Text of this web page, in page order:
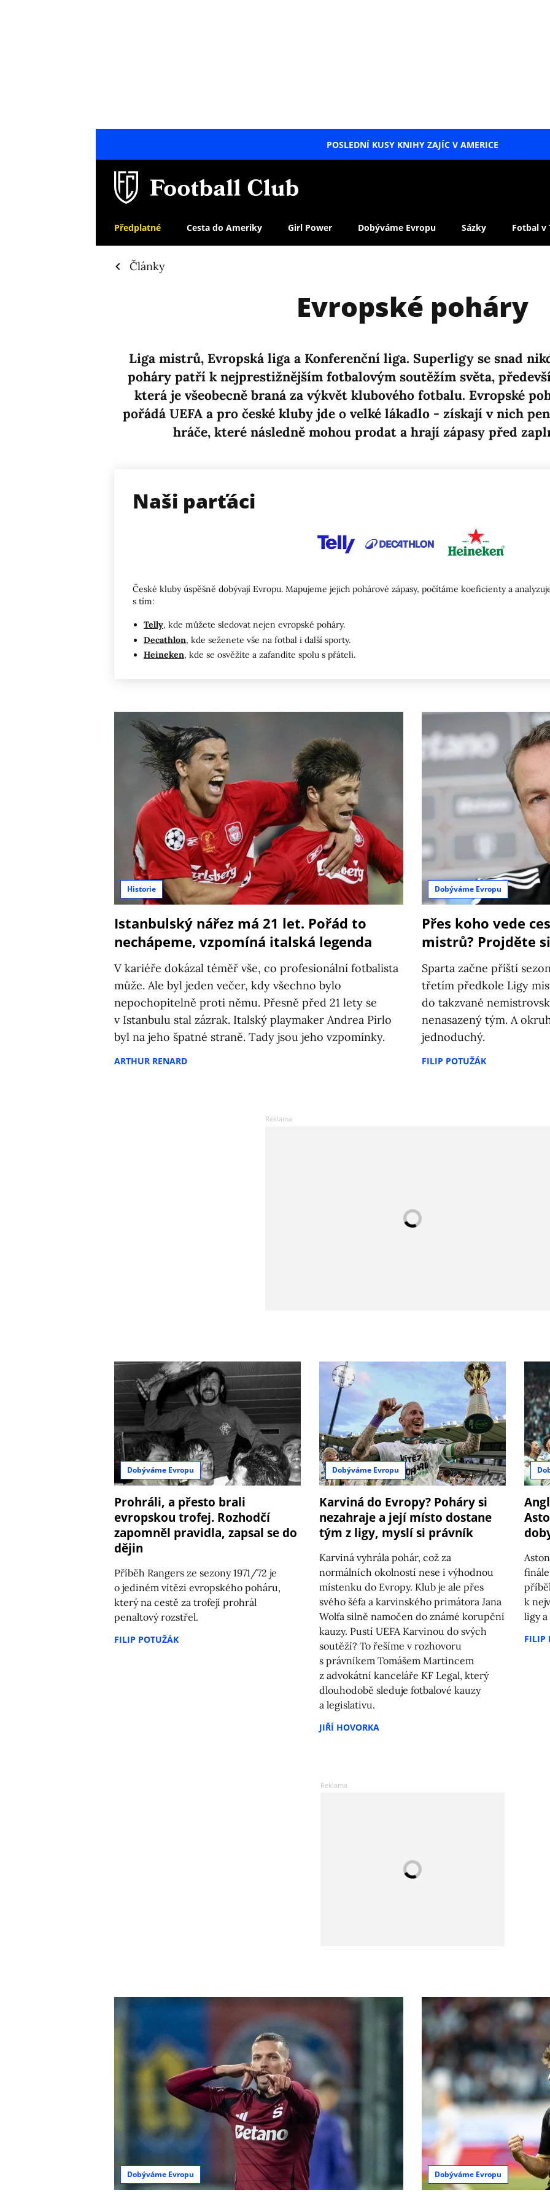
POSLEDNÍ KUSY KNIHY ZAJÍC V AMERICE
Předplatné Cesta do Ameriky Girl Power Dobýváme Evropu Sázky Fotbal v
Články
Evropské poháry
Liga mistrů, Evropská liga a Konferenční liga. Superligy se snad
poháry patří k nejprestižnějším fotbalovým soutěžím světa,
která je všeobecně braná za výkvět klubového fotbalu. Evropské
pořádá UEFA a pro české kluby jde o velké lákadlo - získají v nich
hráče, které následně mohou prodat a hrají zápasy před
Naši parťáci
České kluby úspěšně dobývají Evropu. Mapujeme jejich pohárové zápasy, počítáme koeficienty a
s tím:
Telly, kde můžete sledovat nejen evropské poháry.
Decathlon, kde seženete vše na fotbal i další sporty.
Heineken, kde se osvěžíte a zafandíte spolu s přáteli.
Historie
Istanbulský nářez má 21 let. Pořád to
nechápeme, vzpomíná italská legenda
V kariéře dokázal téměř vše, co profesionální fotbalista
může. Ale byl jeden večer, kdy všechno bylo
nepochopitelně proti němu. Přesně před 21 lety se
v Istanbulu stal zázrak. Italský playmaker Andrea Pirlo
byl na jeho špatné straně. Tady jsou jeho vzpomínky.
ARTHUR RENARD
Dobýváme Evropu
Přes koho vede
mistrů? Projděte
Sparta začne příští
třetím předkole Ligy
do takzvané
nenasazený tým. A
jednoduchý.
FILIP POTUŽÁK
Dobýváme Evropu
Prohráli, a přesto brali
evropskou trofej. Rozhodčí
zapomněl pravidla, zapsal se do
dějin
Příběh Rangers ze sezony 1971/72 je
o jediném vítězi evropského poháru,
který na cestě za trofejí prohrál
penaltový rozstřel.
FILIP POTUŽÁK
Dobýváme Evropu
Karviná do Evropy? Poháry si
nezahraje a její místo dostane
tým z ligy, myslí si právník
Karviná vyhrála pohár, což za
normálních okolností nese i výhodnou
místenku do Evropy. Klub je ale přes
svého šéfa a karvinského primátora Jana
Wolfa silně namočen do známé korupční
kauzy. Pustí UEFA Karvinou do svých
soutěží? To řešíme v rozhovoru
s právníkem Tomášem Martincem
z advokátní kanceláře KF Legal, který
dlouhodobě sleduje fotbalové kauzy
a legislativu.
JIŘÍ HOVORKA
k
ligy
FILIP
Dobýváme Evropu Dobýváme Evropu